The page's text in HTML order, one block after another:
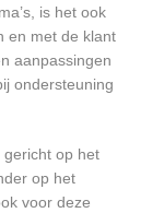
is het ook
en met de klant
aanpassingen
ondersteuning
gericht op het
op het
voor deze